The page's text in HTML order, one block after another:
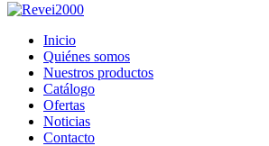
Inicio
Quiénes somos
Nuestros productos
Catálogo
Ofertas
Noticias
Contacto